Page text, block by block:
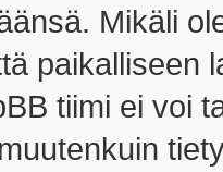
Mikäli
paikalliseen
tiimi ei voi